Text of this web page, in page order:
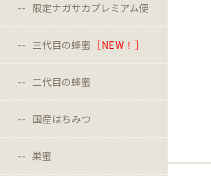
限定ナガサカプレミアム便
三代目の蜂蜜 ［NEW！］
二代目の蜂蜜
国産はちみつ
巣蜜